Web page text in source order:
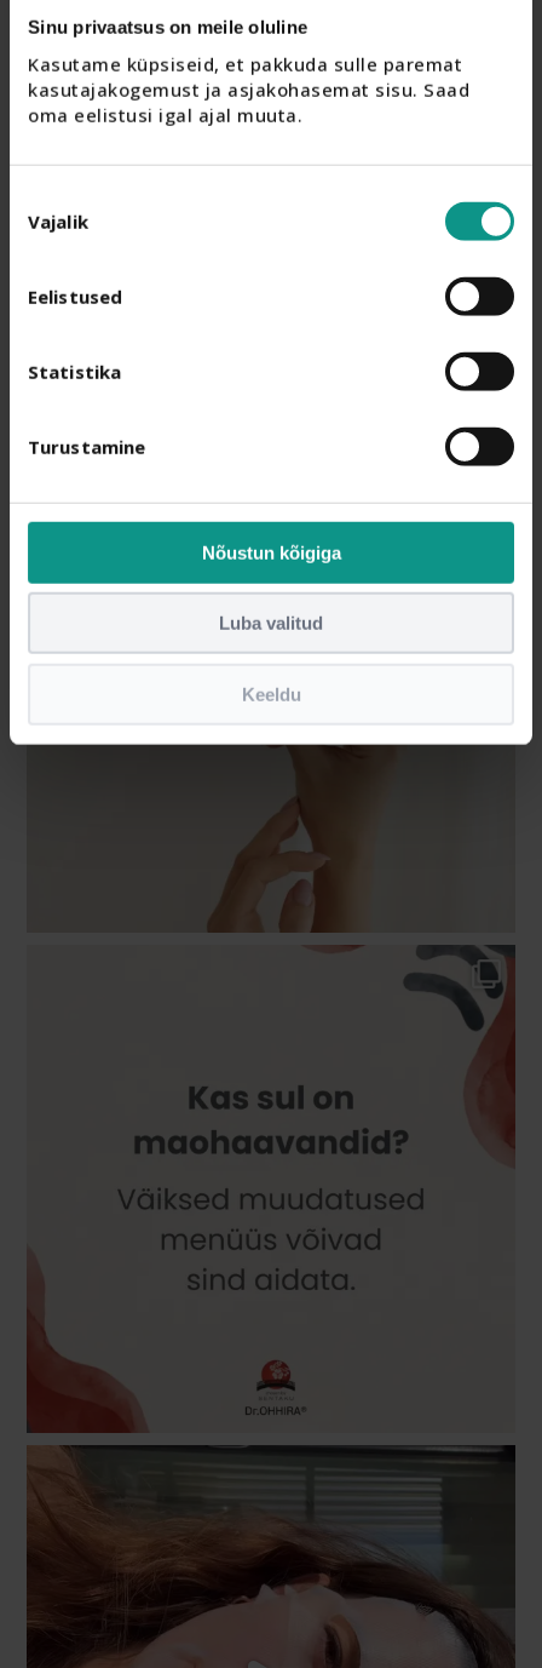
Sinu privaatsus on meile oluline
Kasutame küpsiseid, et pakkuda sulle paremat
kasutajakogemust ja asjakohasemat sisu. Saad
oma eelistusi igal ajal muuta.
valik
Vajalik
Eelistused
Statistika
Turustamine
Nõustun kõigiga
Luba valitud
Keeldu